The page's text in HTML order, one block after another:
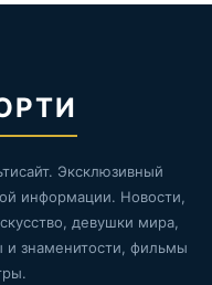
Эксклюзивный
информации. Новости,
девушки мира,
и знаменитости, фильмы